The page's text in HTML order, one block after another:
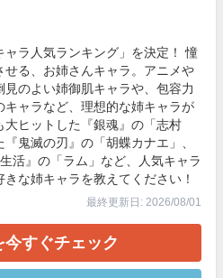
ラ人気ランキング」を決定！ 憧
る、お姉さんキャラ。アニメや
のよい姉御肌キャラや、包容力
ャラなど、理想的な姉キャラが
ヒットした『銀魂』の「志村
鬼滅の刃』の「胡蝶カナエ」、
活』の「ラム」など、人気キャラ
な姉キャラを教えてください！
最終更新日: 2026/08/01
すぐチェック